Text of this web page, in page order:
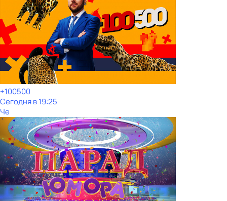
+100500
Сегодня в 19:25
Че